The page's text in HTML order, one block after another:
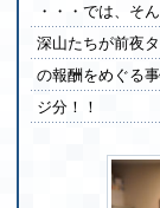
・・・では、そ
深山たちが前夜
の報酬をめぐる
ジ分！！